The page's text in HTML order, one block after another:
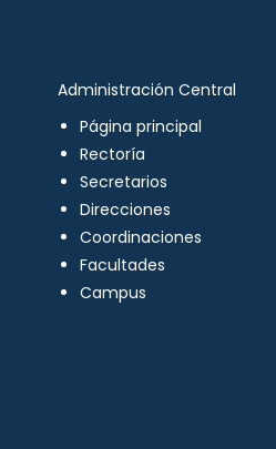
Administración Central
Página principal
Rectoría
Secretarios
Direcciones
Coordinaciones
Facultades
Campus